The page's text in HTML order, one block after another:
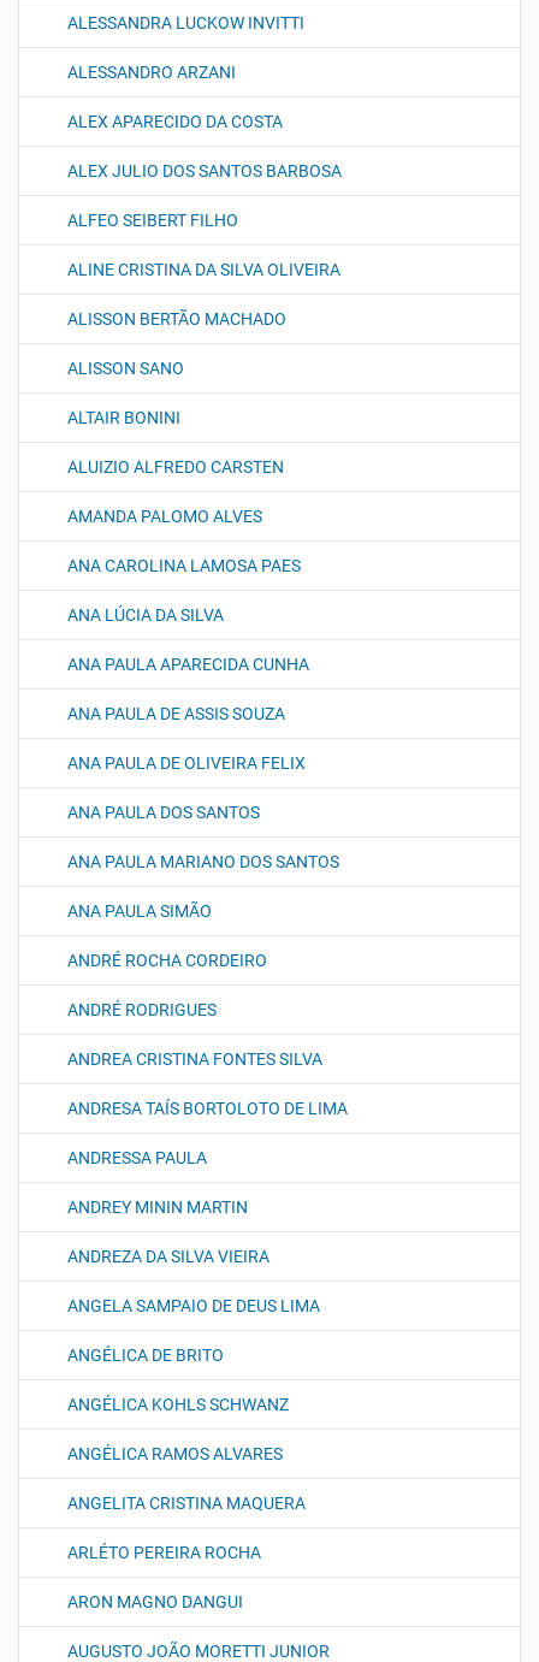
ALESSANDRA LUCKOW INVITTI
ALESSANDRO ARZANI
ALEX APARECIDO DA COSTA
ALEX JULIO DOS SANTOS BARBOSA
ALFEO SEIBERT FILHO
ALINE CRISTINA DA SILVA OLIVEIRA
ALISSON BERTÃO MACHADO
ALISSON SANO
ALTAIR BONINI
ALUIZIO ALFREDO CARSTEN
AMANDA PALOMO ALVES
ANA CAROLINA LAMOSA PAES
ANA LÚCIA DA SILVA
ANA PAULA APARECIDA CUNHA
ANA PAULA DE ASSIS SOUZA
ANA PAULA DE OLIVEIRA FELIX
ANA PAULA DOS SANTOS
ANA PAULA MARIANO DOS SANTOS
ANA PAULA SIMÃO
ANDRÉ ROCHA CORDEIRO
ANDRÉ RODRIGUES
ANDREA CRISTINA FONTES SILVA
ANDRESA TAÍS BORTOLOTO DE LIMA
ANDRESSA PAULA
ANDREY MININ MARTIN
ANDREZA DA SILVA VIEIRA
ANGELA SAMPAIO DE DEUS LIMA
ANGÉLICA DE BRITO
ANGÉLICA KOHLS SCHWANZ
ANGÉLICA RAMOS ALVARES
ANGELITA CRISTINA MAQUERA
ARLÉTO PEREIRA ROCHA
ARON MAGNO DANGUI
AUGUSTO JOÃO MORETTI JUNIOR